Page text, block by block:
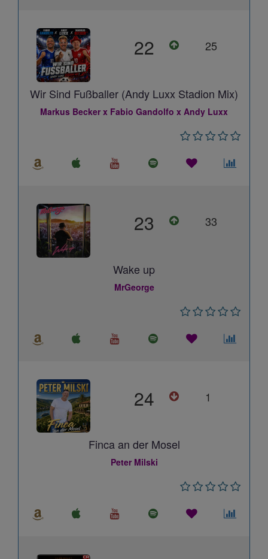
22 25
Wir Sind Fußballer (Andy Luxx Stadion Mix)
Markus Becker x Fabio Gandolfo x Andy Luxx
23 33
Wake up
MrGeorge
24 1
Finca an der Mosel
Peter Milski